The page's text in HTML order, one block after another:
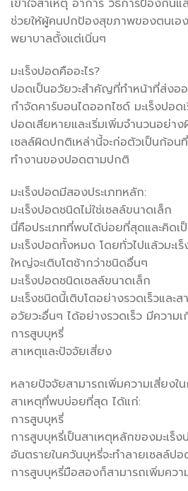
เข้าใจสาเหตุ อาการ วิธีการป้องกันแ
ช่วยให้ผู้คนปกป้องสุขภาพของตนเอง
พยาบาลตั้งแต่เนิ่นๆ
มะเร็งปอดคืออะไร?
ปอดเป็นอวัยวะสำคัญที่ทำหน้าที่ส่งอ
กำจัดคาร์บอนไดออกไซด์ มะเร็งปอด
ปอดเสียหายและเริ่มเพิ่มจำนวนอย่า
เซลล์ผิดปกติเหล่านี้จะก่อตัวเป็นก้อน
ทำงานของปอดตามปกติ
มะเร็งปอดมีสองประเภทหลัก:
มะเร็งปอดชนิดไม่ใช่เซลล์ขนาดเล็ก
นี่คือประเภทที่พบได้บ่อยที่สุดและคิด
มะเร็งปอดทั้งหมด โดยทั่วไปแล้วมะเ
ใหญ่จะเติบโตช้ากว่าชนิดอื่นๆ
มะเร็งปอดชนิดเซลล์ขนาดเล็ก
มะเร็งชนิดนี้เติบโตอย่างรวดเร็วและ
อวัยวะอื่นๆ ได้อย่างรวดเร็ว มีควา
การสูบบุหรี่
สาเหตุและปัจจัยเสี่ยง
หลายปัจจัยสามารถเพิ่มความเสี่ยงใน
สาเหตุที่พบบ่อยที่สุด ได้แก่:
การสูบบุหรี่
การสูบบุหรี่เป็นสาเหตุหลักของมะเร็ง
อันตรายในควันบุหรี่จะทำลายเซลล์ป
การสูบบุหรี่มือสองก็สามารถเพิ่มควา